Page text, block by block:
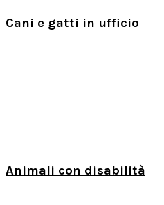
Cani e gatti in ufficio
Animali con disabilità